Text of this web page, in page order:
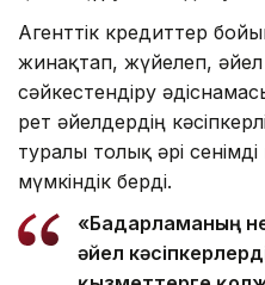
Агенттік кредиттер
жинақтап, жүйелеп, әйел
сәйкестендіру
рет әйелдердің
туралы толық әрі сенімді
мүмкіндік берді.
«Бағдарламаның
әйел